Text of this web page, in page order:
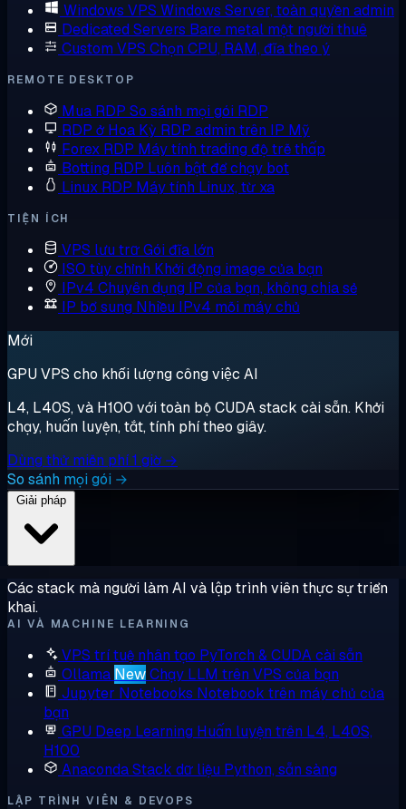
Windows VPS Windows Server, toàn quyền admin
Dedicated Servers Bare metal một người thuê
Custom VPS Chọn CPU, RAM, đĩa theo ý
REMOTE DESKTOP
Mua RDP So sánh mọi gói RDP
RDP ở Hoa Kỳ RDP admin trên IP Mỹ
Forex RDP Máy tính trading độ trễ thấp
Botting RDP Luôn bật để chạy bot
Linux RDP Máy tính Linux, từ xa
TIỆN ÍCH
VPS lưu trữGói đĩa lớn
ISO tùy chỉnh Khởi động image của bạn
IPv4 Chuyên dụng IP của bạn, không chia sẻ
IP bổ sung Nhiều IPv4 mỗi máy chủ
Mới
GPU VPS cho khối lượng công việc AI
L4, L40S, và H100 với toàn bộ CUDA stack cài sẵn. Khởi
chạy, huấn luyện, tắt, tính phí theo giây.
Dùng thử miễn phí 1 giờ →
So sánh mọi gói →
Các stack mà người làm AI và lập trình viên thực sự triển
khai.
AI VÀ MACHINE LEARNING
VPS trí tuệ nhân tạo PyTorch & CUDA cài sẵn
Ollama NewChạy LLM trên VPS của bạn
Jupyter Notebooks Notebook trên máy chủ của
bạn
GPU Deep Learning Huấn luyện trên L4, L40S,
H100
AnacondaStack dữ liệu Python, sẵn sàng
LẬP TRÌNH VIÊN & DEVOPS